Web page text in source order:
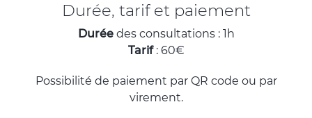
Durée, tarif et paiement
Duréedes consultations : 1h
Tarif: 60€
Possibilité de paiement par QR code ou par
virement.